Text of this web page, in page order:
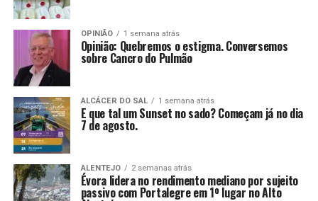
OPINIÃO 1 semana atrás
Opinião: Quebremos o estigma. Conversemos
sobre Cancro do Pulmão
ALCÁCER DO SAL 1 semana atrás
E que tal um Sunset no sado? Começam já no dia
7 de agosto.
ALENTEJO 2 semanas atrás
Évora lidera no rendimento mediano por sujeito
passivo com Portalegre em 1º lugar no Alto